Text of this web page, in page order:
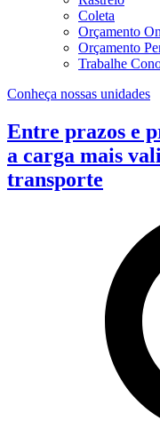
Coleta
Orçamento
Orçamento
Trabalhe
Conheça nossas unidades
Entre prazos e
a carga mais
transporte